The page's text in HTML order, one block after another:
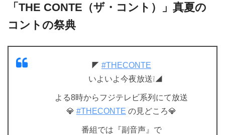
「THE CONTE（ザ・コント）」真夏の
コントの祭典
◤ #THECONTE
いよいよ今夜放送❕◢
よる8時からフジテレビ系列にて放送
💎 #THECONTE の見どころ💎
番組では『副音声』で